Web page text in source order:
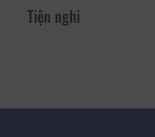
Tiện nghi